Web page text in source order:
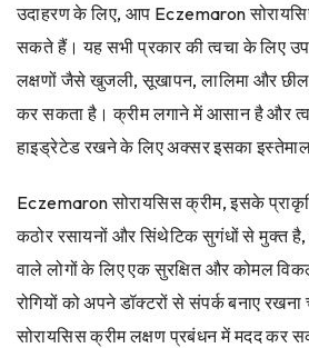
उदाहरण के लिए, आप Eczemaron
सकते हैं। यह सभी प्रकार की त्वचा के लिए
लक्षणों जैसे खुजली, सूखापन, लालिमा और
कर सकता है। क्रीम लगाने में आसान है और
हाइड्रेटेड रखने के लिए अक्सर इसका
Eczemaron सोरायसिस क्रीम, इसके
कठोर रसायनों और सिंथेटिक सुगंधों से मुक्त
वाले लोगों के लिए एक सुरक्षित और कोमल
रोगियों को अपने डॉक्टरों से संपर्क बनाए रखना
सोरायसिस क्रीम लक्षण प्रबंधन में मदद कर